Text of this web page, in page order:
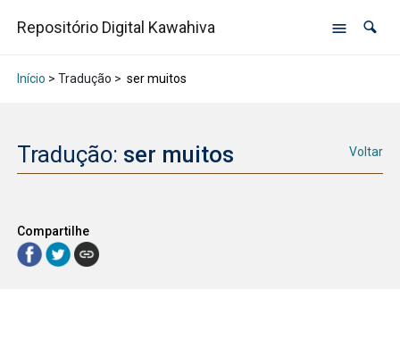
Repositório Digital Kawahiva
Início > Tradução > ser muitos
Tradução: ser muitos Voltar
Compartilhe